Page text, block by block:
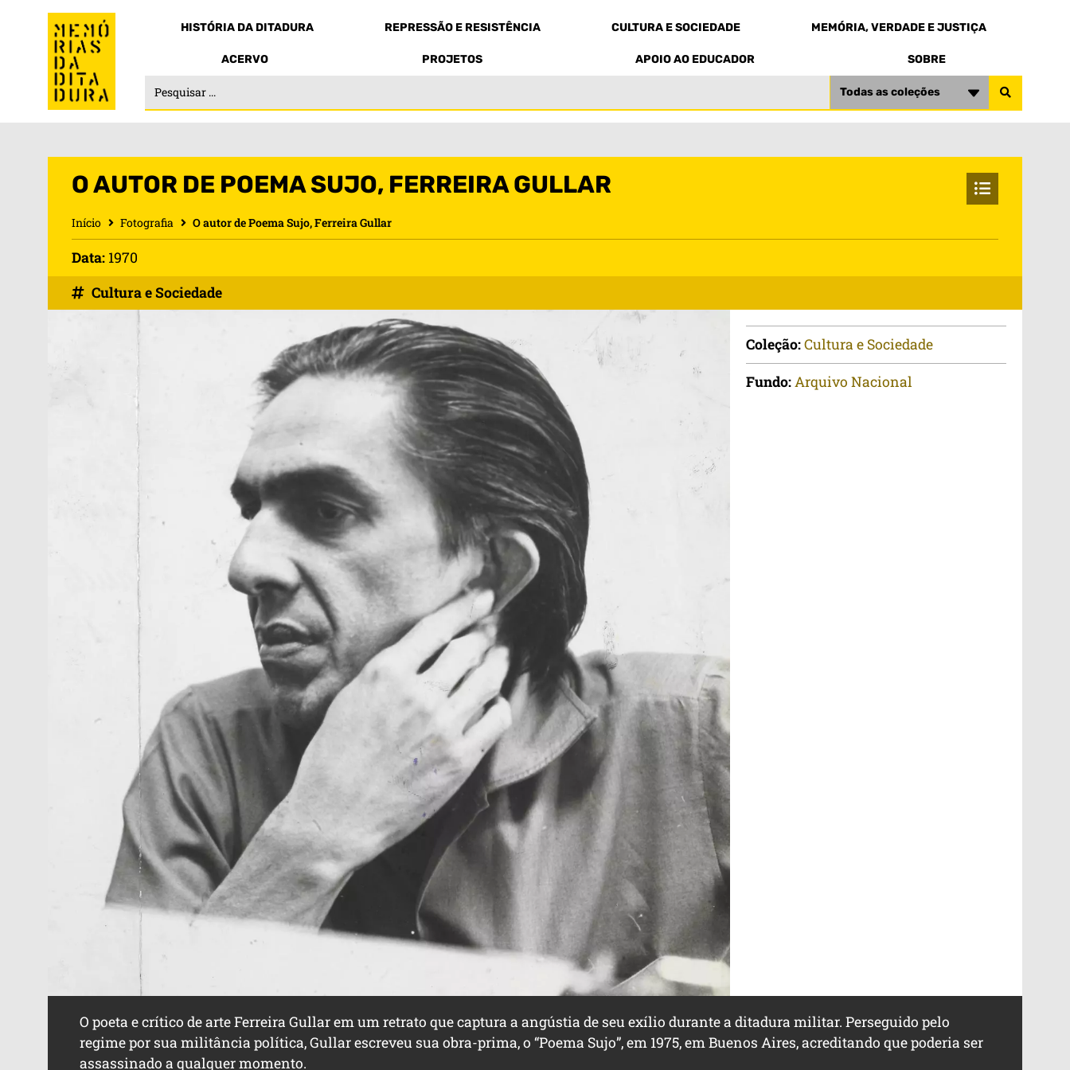
HISTÓRIA DA DITADURA REPRESSÃO E RESISTÊNCIA CULTURA E SOCIEDADE MEMÓRIA, VERDADE E JUSTIÇA
ACERVO PROJETOS APOIO AO EDUCADOR SOBRE
Todas as coleções
O AUTOR DE POEMA SUJO, FERREIRA GULLAR
Início Fotografia O autor de Poema Sujo, Ferreira Gullar
Data: 1970
Cultura e Sociedade
Coleção:Cultura e Sociedade
Fundo:Arquivo Nacional
O poeta e crítico de arte Ferreira Gullar em um retrato que captura a angústia de seu exílio durante a ditadura militar. Perseguido pelo
regime por sua militância política, Gullar escreveu sua obra-prima, o “Poema Sujo”, em 1975, em Buenos Aires, acreditando que poderia ser
assassinado a qualquer momento.